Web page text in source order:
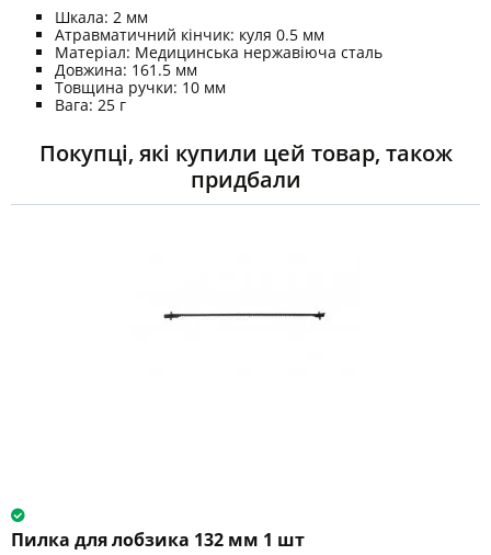
Шкала: 2 мм
Атравматичний кінчик: куля 0.5 мм
Матеріал: Медицинська нержавіюча сталь
Довжина: 161.5 мм
Товщина ручки: 10 мм
Вага: 25 г
Покупці, які купили цей товар, також
придбали
Пилка для лобзика 132 мм 1 шт